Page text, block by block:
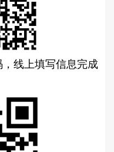
线上填写信息完成